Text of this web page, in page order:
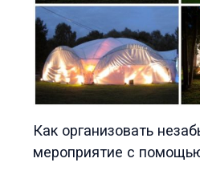
Как организовать
мероприятие с